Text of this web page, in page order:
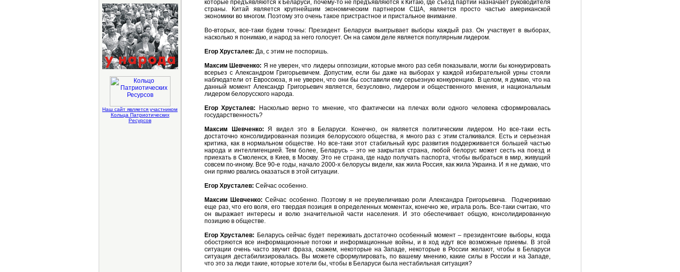
Наш сайт является участником
Кольца Патриотических
Ресурсов
которые предъявляются к Беларуси, почему-то не предъявляются к Китаю, где съезд партии назначает руководителя
страны. Китай является крупнейшим экономическим партнером США, является просто частью американской
экономики во многом. Поэтому это очень такое пристрастное и пристальное внимание.
Во-вторых, все-таки будем точны: Президент Беларуси выигрывает выборы каждый раз. Он участвует в выборах,
насколько я понимаю, и народ за него голосует. Он на самом деле является популярным лидером.
Егор Хрусталев: Да, с этим не поспоришь.
Максим Шевченко: Я не уверен, что лидеры оппозиции, которые много раз себя показывали, могли бы конкурировать
всерьез с Александром Григорьевичем. Допустим, если бы даже на выборах у каждой избирательной урны стояли
наблюдатели от Евросоюза, я не уверен, что они бы составили ему серьезную конкуренцию. В целом, я думаю, что на
данный момент Александр Григорьевич является, безусловно, лидером и общественного мнения, и национальным
лидером белорусского народа.
Егор Хрусталев:
Насколько верно то мнение, что фактически на плечах воли одного человека сформировалась
государственность?
Максим Шевченко:Я видел это в Беларуси. Конечно, он является политическим лидером. Но все-таки есть
достаточно консолидированная позиция белорусского общества, я много раз с этим сталкивался. Есть и серьезная
критика, как в нормальном обществе. Но все-таки этот стабильный курс развития поддерживается большей частью
народа и интеллигенцией. Тем более, Беларусь – это не закрытая страна, любой белорус может сесть на поезд и
приехать в Смоленск, в Киев, в Москву. Это не страна, где надо получать паспорта, чтобы выбраться в мир, живущий
совсем по-иному. Все 90-е годы, начало 2000-х белорусы видели, как жила Россия, как жила Украина. И я не думаю, что
они прямо рвались оказаться в этой ситуации.
Егор Хрусталев: Сейчас особенно.
Максим Шевченко:Сейчас особенно. Поэтому я не преувеличиваю роли Александра Григорьевича. Подчеркиваю
еще раз, что его воля, его твердая позиция в определенных моментах, конечно же, играла роль. Все-таки считаю, что
он выражает интересы и волю значительной части населения. И это обеспечивает общую, консолидированную
позицию в обществе.
Егор Хрусталев: Беларусь сейчас будет переживать достаточно особенный момент – президентские выборы, когда
обостряются все информационные потоки и информационные войны, и в ход идут все возможные приемы. В этой
ситуации очень часто звучит фраза, скажем, некоторые на Западе, некоторые в России желают, чтобы в Беларуси
ситуация дестабилизировалась. Вы можете сформулировать, по вашему мнению, какие силы в России и на Западе,
что это за люди такие, которые хотели бы, чтобы в Беларуси была нестабильная ситуация?